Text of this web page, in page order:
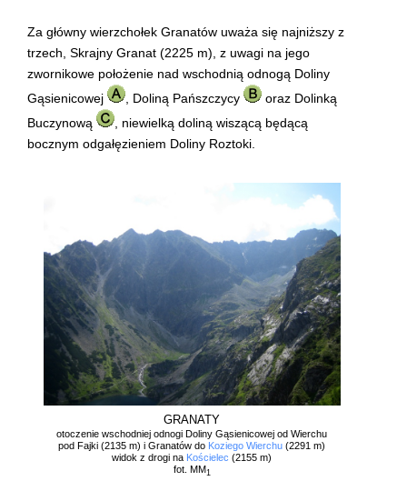
Za główny wierzchołek Granatów uważa się najniższy z
trzech, Skrajny Granat (2225 m), z uwagi na jego
zwornikowe położenie nad wschodnią odnogą Doliny
Gąsienicowej
, Doliną Pańszczycy
oraz Dolinką
Buczynową
, niewielką doliną wiszącą będącą
bocznym odgałęzieniem Doliny Roztoki.
GRANATY
otoczenie wschodniej odnogi Doliny Gąsienicowej od Wierchu
pod Fajki (2135 m) i Granatów do Koziego Wierchu (2291 m)
widok z drogi na Kościelec (2155 m)
fot. MM1